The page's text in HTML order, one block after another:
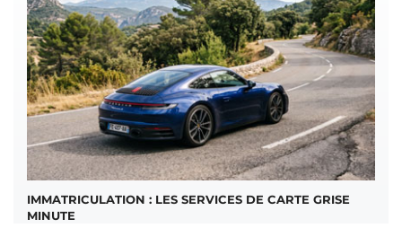
IMMATRICULATION : LES SERVICES DE CARTE GRISE
MINUTE